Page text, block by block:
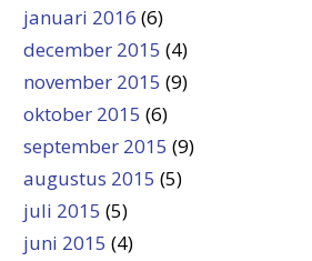
januari 2016 (6)
december 2015 (4)
november 2015 (9)
oktober 2015 (6)
september 2015 (9)
augustus 2015 (5)
juli 2015 (5)
juni 2015 (4)